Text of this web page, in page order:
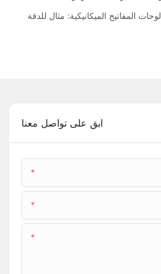
لوحات المفاتيح الميكانيكية: مثال للدقة
ابق على تواصل معنا